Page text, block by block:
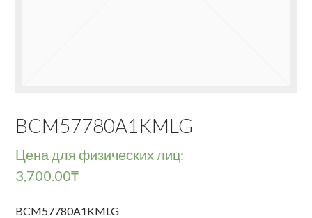
BCM57780A1KMLG
Цена для физических лиц:
3,700.00₸
BCM57780A1KMLG